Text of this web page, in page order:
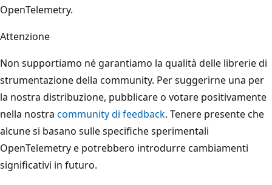
OpenTelemetry.
Attenzione
Non supportiamo né garantiamo la qualità delle librerie di
strumentazione della community. Per suggerirne una per
la nostra distribuzione, pubblicare o votare positivamente
nella nostra community di feedback. Tenere presente che
alcune si basano sulle specifiche sperimentali
OpenTelemetry e potrebbero introdurre cambiamenti
significativi in futuro.